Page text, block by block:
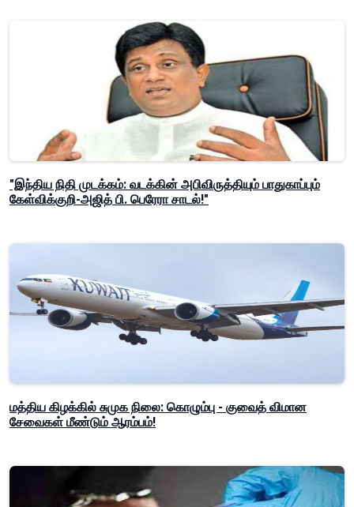
"இந்திய நிதி முடக்கம்: வடக்கின் அபிவிருத்தியும் பாதுகாப்பும்
கேள்விக்குறி-அஜித் பி. பெரேரா சாடல்!"
மத்திய கிழக்கில் சுமுக நிலை: கொழும்பு - குவைத் விமான
சேவைகள் மீண்டும் ஆரம்பம்!